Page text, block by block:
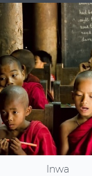
Inwa